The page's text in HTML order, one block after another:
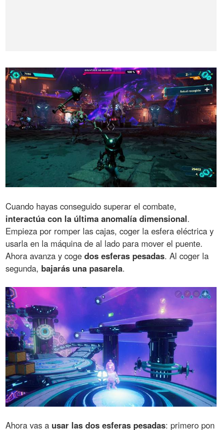
Cuando hayas conseguido superar el combate,
interactúa con la última anomalía dimensional.
Empieza por romper las cajas, coger la esfera eléctrica y
usarla en la máquina de al lado para mover el puente.
Ahora avanza y cogedos esferas pesadas. Al coger la
segunda, bajarás una pasarela.
Ahora vas a usar las dos esferas pesadas: primero pon